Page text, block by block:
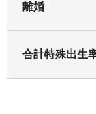
離婚
合計特殊出生